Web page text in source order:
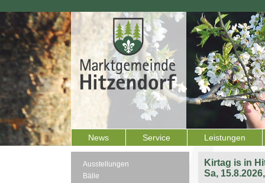
News Service Leistungen
Ausstellungen
Bälle
Kirtag is in
Sa,